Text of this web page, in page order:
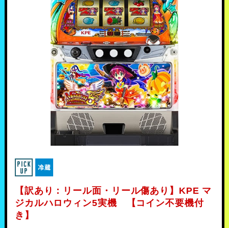
【訳あり：リール面・リール傷あり】KPE マ
ジカルハロウィン5実機 【コイン不要機付
き】